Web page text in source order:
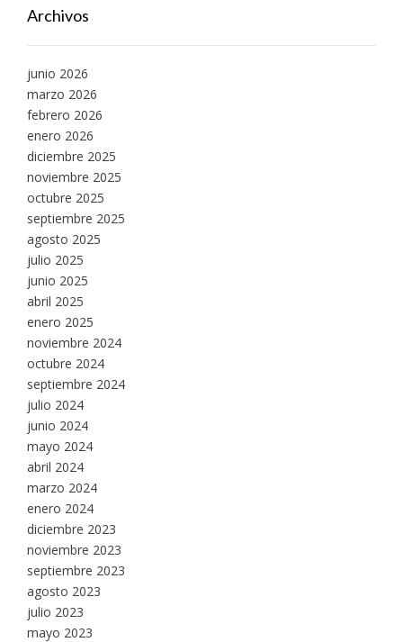
Archivos
junio 2026
marzo 2026
febrero 2026
enero 2026
diciembre 2025
noviembre 2025
octubre 2025
septiembre 2025
agosto 2025
julio 2025
junio 2025
abril 2025
enero 2025
noviembre 2024
octubre 2024
septiembre 2024
julio 2024
junio 2024
mayo 2024
abril 2024
marzo 2024
enero 2024
diciembre 2023
noviembre 2023
septiembre 2023
agosto 2023
julio 2023
mayo 2023